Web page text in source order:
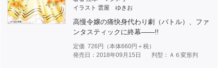
イラスト 雲屋 ゆきお
高慢令嬢の痛快身代わり劇（バトル）、ファ
ンタスティックに終幕――!!
定価 726 円（本体660円＋税）
発売日：2018年09月15日
判型：Ａ６変形判